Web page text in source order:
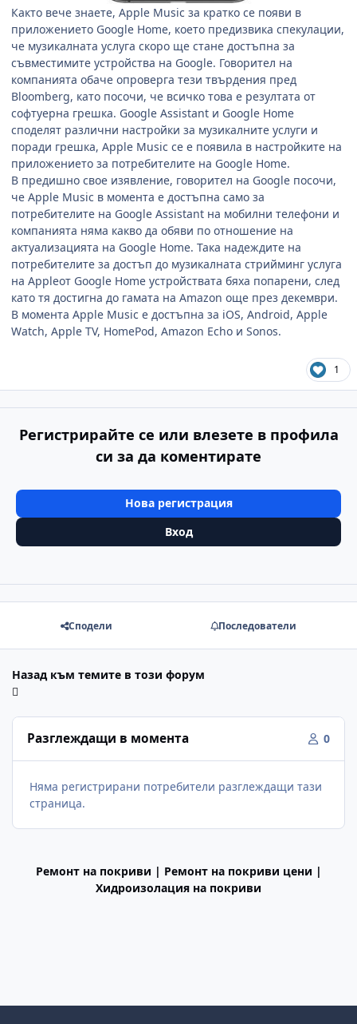
Както вече знаете, Apple Music за кратко се появи в
приложението Google Home, което предизвика спекулации,
че музикалната услуга скоро ще стане достъпна за
съвместимите устройства на Google. Говорител на
компанията обаче опроверга тези твърдения пред
Bloomberg, като посочи, че всичко това е резултата от
софтуерна грешка. Google Assistant и Google Home
споделят различни настройки за музикалните услуги и
поради грешка, Apple Music се е появила в настройките на
приложението за потребителите на Google Home.
В предишно свое изявление, говорител на Google посочи,
че Apple Music в момента е достъпна само за
потребителите на Google Assistant на мобилни телефони и
компанията няма какво да обяви по отношение на
актуализацията на Google Home. Така надеждите на
потребителите за достъп до музикалната стрийминг услуга
на Appleот Google Home устройствата бяха попарени, след
като тя достигна до гамата на Amazon още през декември.
В момента Apple Music е достъпна за iOS, Android, Apple
Watch, Apple TV, HomePod, Amazon Echo и Sonos.
1
Регистрирайте се или влезете в профила
си за да коментирате
Нова регистрация
Вход
Сподели Последователи
Назад към темите в този форум
Разглеждащи в момента 0
Няма регистрирани потребители разглеждащи тази
страница.
Ремонт на покриви | Ремонт на покриви цени |
Хидроизолация на покриви